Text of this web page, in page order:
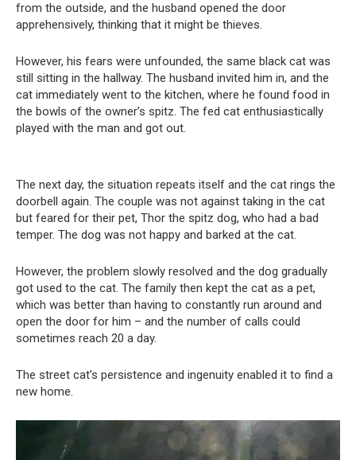
from the outside, and the husband opened the door
apprehensively, thinking that it might be thieves.
However, his fears were unfounded, the same black cat was
still sitting in the hallway. The husband invited him in, and the
cat immediately went to the kitchen, where he found food in
the bowls of the owner’s spitz. The fed cat enthusiastically
played with the man and got out.
The next day, the situation repeats itself and the cat rings the
doorbell again. The couple was not against taking in the cat
but feared for their pet, Thor the spitz dog, who had a bad
temper. The dog was not happy and barked at the cat.
However, the problem slowly resolved and the dog gradually
got used to the cat. The family then kept the cat as a pet,
which was better than having to constantly run around and
open the door for him – and the number of calls could
sometimes reach 20 a day.
The street cat’s persistence and ingenuity enabled it to find a
new home.